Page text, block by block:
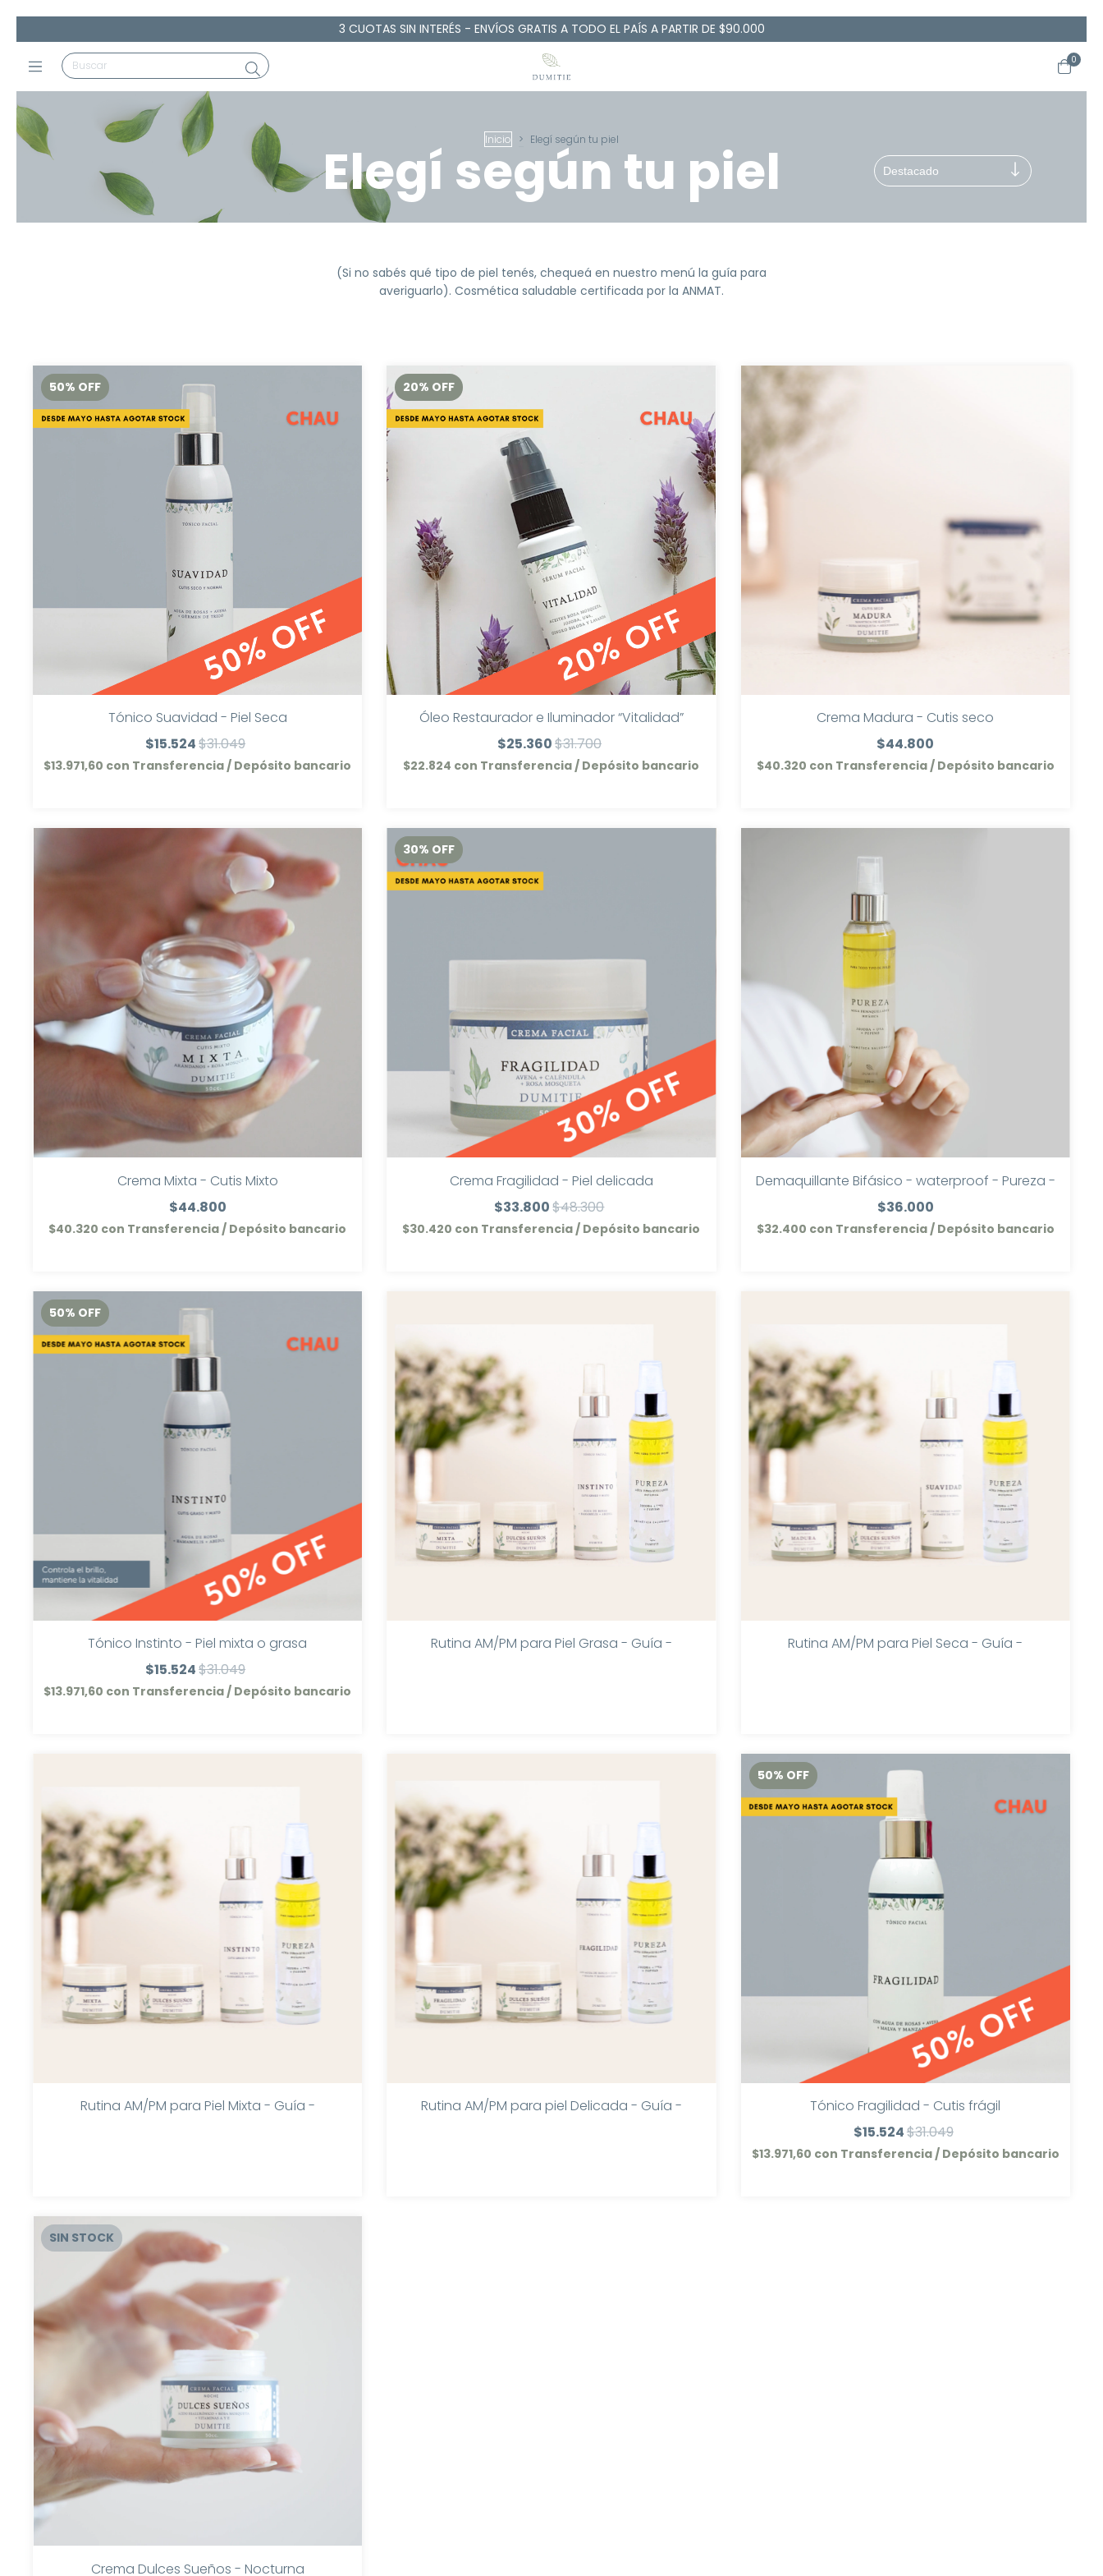
3 CUOTAS SIN INTERÉS - ENVÍOS GRATIS A TODO EL PAÍS A PARTIR DE $90.000
0
Inicio > Elegí según tu piel
Elegí según tu piel
(Si no sabés qué tipo de piel tenés, chequeá en nuestro menú la guía para
averiguarlo). Cosmética saludable certificada por la ANMAT.
50% OFF
Tónico Suavidad - Piel Seca
$15.524$31.049
$13.971,60 con Transferencia / Depósito bancario
20% OFF
Óleo Restaurador e Iluminador “Vitalidad”
$25.360$31.700
$22.824 con Transferencia / Depósito bancario
Crema Madura - Cutis seco
$44.800
$40.320 con Transferencia / Depósito bancario
Crema Mixta - Cutis Mixto
$44.800
$40.320 con Transferencia / Depósito bancario
30% OFF
Crema Fragilidad - Piel delicada
$33.800$48.300
$30.420 con Transferencia / Depósito bancario
Demaquillante Bifásico - waterproof - Pureza -
$36.000
$32.400 con Transferencia / Depósito bancario
50% OFF
Tónico Instinto - Piel mixta o grasa
$15.524$31.049
$13.971,60 con Transferencia / Depósito bancario
Rutina AM/PM para Piel Grasa - Guía - Rutina AM/PM para Piel Seca - Guía -
Rutina AM/PM para Piel Mixta - Guía - Rutina AM/PM para piel Delicada - Guía -
50% OFF
Tónico Fragilidad - Cutis frágil
$15.524$31.049
$13.971,60 con Transferencia / Depósito bancario
SIN STOCK
Crema Dulces Sueños - Nocturna